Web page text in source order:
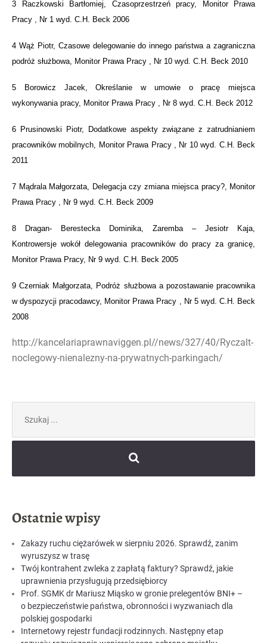
3 Raczkowski Bartłomiej, Czasoprzestrzeń pracy, Monitor Prawa
Pracy , Nr 1 wyd. C.H. Beck 2006
4 Wąż Piotr, Czasowe delegowanie do innego państwa a zagraniczna
podróż służbowa, Monitor Prawa Pracy , Nr 10 wyd. C.H. Beck 2010
5 Borowicz Jacek, Określanie w umowie o pracę miejsca
wykonywania pracy, Monitor Prawa Pracy , Nr 8 wyd. C.H. Beck 2012
6 Prusinowski Piotr, Dodatkowe aspekty związane z zatrudnianiem
pracowników mobilnych, Monitor Prawa Pracy , Nr 10 wyd. C.H. Beck
2011
7 Mądrala Małgorzata, Delegacja czy zmiana miejsca pracy?, Monitor
Prawa Pracy , Nr 9 wyd. C.H. Beck 2009
8 Dragan- Berestecka Dominika, Zaremba – Jesiotr Kaja,
Kontrowersje wokół delegowania pracowników do pracy za granicę,
Monitor Prawa Pracy, Nr 9 wyd. C.H. Beck 2005
9 Czerniak Małgorzata, Podróż służbowa a pozostawanie pracownika
w dyspozycji pracodawcy, Monitor Prawa Pracy , Nr 5 wyd. C.H. Beck
2008
http://kancelariaprawnaviggen.pl//news/327/40/Ryczalt-
noclegowy-nienalezny-na-prywatnych-parkingach/
Ostatnie wpisy
Zakazy ruchu ciężarówek w sierpniu 2026. Sprawdź, zanim
wyruszysz w trasę
Twój kontrahent zwleka z zapłatą faktury? Sprawdź, jakie
uprawnienia przysługują przedsiębiorcy
Prof. SGMK dr Mariusz Miąsko w gronie prelegentów BNI+ –
o bezpieczeństwie państwa, obronności i wyzwaniach dla
polskiej gospodarki
Internetowy rejestr fundacji rodzinnych. Następny etap